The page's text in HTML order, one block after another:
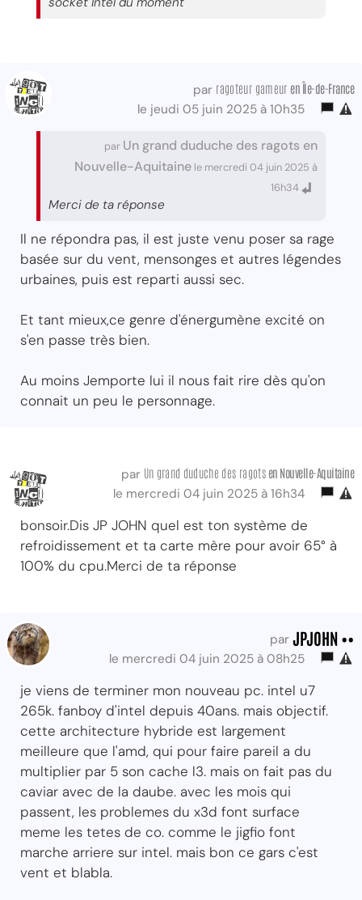
par ragoteur gameur en Île-de-France
le jeudi 05 juin 2025 à 10h35
par Un grand duduche des ragots en
Nouvelle-Aquitaine le mercredi 04 juin 2025 à
16h34
Merci de ta réponse
Il ne répondra pas, il est juste venu poser sa rage
basée sur du vent, mensonges et autres légendes
urbaines, puis est reparti aussi sec.
Et tant mieux,ce genre d'énergumène excité on
s'en passe très bien.
Au moins Jemporte lui il nous fait rire dès qu'on
connait un peu le personnage.
par Un grand duduche des ragots en Nouvelle-Aquitaine
le mercredi 04 juin 2025 à 16h34
bonsoir.Dis JP JOHN quel est ton système de
refroidissement et ta carte mère pour avoir 65° à
100% du cpu.Merci de ta réponse
par JPJOHN ••
le mercredi 04 juin 2025 à 08h25
je viens de terminer mon nouveau pc. intel u7
265k. fanboy d'intel depuis 40ans. mais objectif.
cette architecture hybride est largement
meilleure que l'amd, qui pour faire pareil a du
multiplier par 5 son cache l3. mais on fait pas du
caviar avec de la daube. avec les mois qui
passent, les problemes du x3d font surface
meme les tetes de co. comme le jigfio font
marche arriere sur intel. mais bon ce gars c'est
vent et blabla.